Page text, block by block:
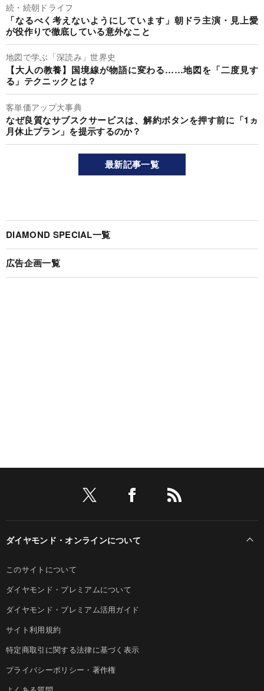
続・続朝ドライフ
「なるべく考えないようにしています」朝ドラ主演・見上愛
が役作りで徹底している意外なこと
地図で学ぶ「深読み」世界史
【大人の教養】国境線が物語に変わる……地図を「二度見す
る」テクニックとは？
客単価アップ大事典
なぜ良質なサブスクサービスは、解約ボタンを押す前に「1ヵ
月休止プラン」を提示するのか？
最新記事一覧
DIAMOND SPECIAL一覧
広告企画一覧
ダイヤモンド・オンラインについて
このサイトについて
ダイヤモンド・プレミアムについて
ダイヤモンド・プレミアム活用ガイド
サイト利用規約
特定商取引に関する法律に基づく表示
プライバシーポリシー・著作権